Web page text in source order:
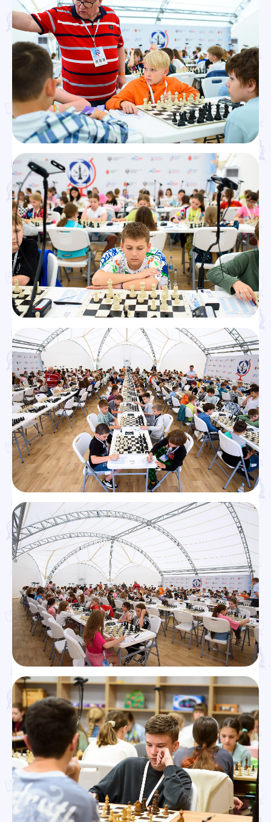
Проекты
Документация
Ресурсные центры
Новости
Партнеры
Контакты